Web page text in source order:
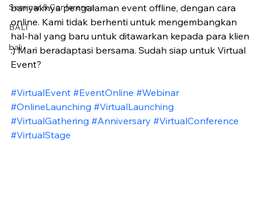
Seminar & Conference
BALI
bali
banyaknya pengalaman event offline, dengan cara
online. Kami tidak berhenti untuk mengembangkan
hal-hal yang baru untuk ditawarkan kepada para klien
:) Mari beradaptasi bersama. Sudah siap untuk Virtual
Event?
#VirtualEvent #EventOnline #Webinar
#OnlineLaunching #VirtualLaunching
#VirtualGathering #Anniversary #VirtualConference
#VirtualStage